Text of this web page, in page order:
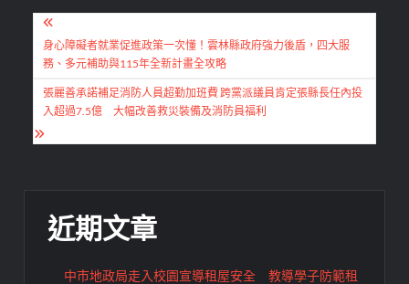
文
章
導
覽
身心障礙者就業促進政策一次懂！雲林縣政府強力後盾，四大服
務、多元補助與115年全新計畫全攻略
張麗善承諾補足消防人員超勤加班費 跨黨派議員肯定張縣長任內投
入超過7.5億 大幅改善救災裝備及消防員福利
近期文章
中市地政局走入校園宣導租屋安全 教導學子防範租